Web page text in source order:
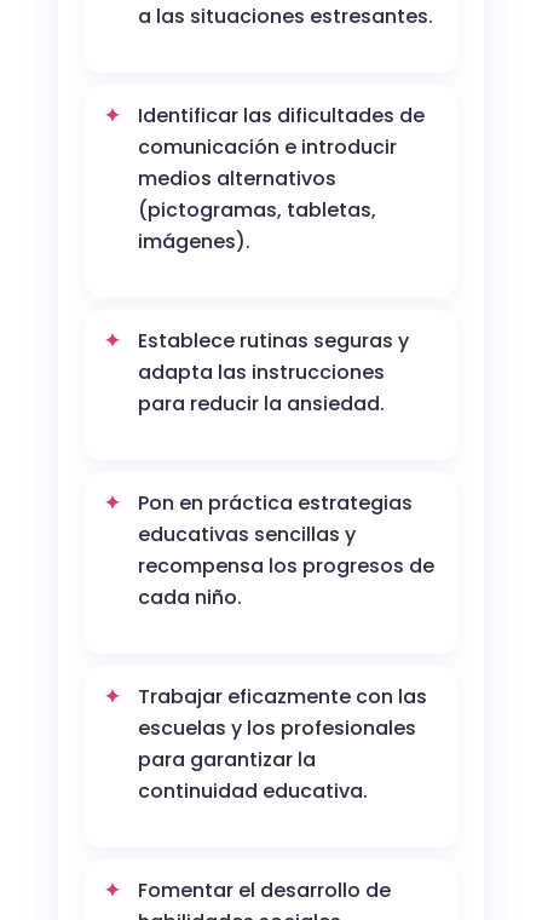
a las situaciones estresantes.
Identificar las dificultades de
comunicación e introducir
medios alternativos
(pictogramas, tabletas,
imágenes).
Establece rutinas seguras y
adapta las instrucciones
para reducir la ansiedad.
Pon en práctica estrategias
educativas sencillas y
recompensa los progresos de
cada niño.
Trabajar eficazmente con las
escuelas y los profesionales
para garantizar la
continuidad educativa.
Fomentar el desarrollo de